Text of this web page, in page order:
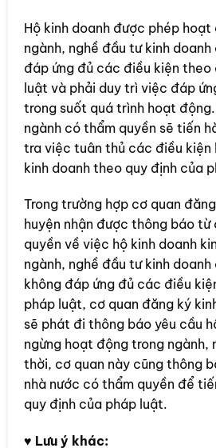
Hộ kinh doanh được phép
ngành, nghề đầu tư kinh
đáp ứng đủ các điều kiện theo
luật và phải duy trì việc đáp
trong suốt quá trình hoạt
ngành có thẩm quyền sẽ tiến
tra việc tuân thủ các điều kiện
kinh doanh theo quy định của
Trong trường hợp cơ quan
huyện nhận được thông báo
quyền về việc hộ kinh doanh
ngành, nghề đầu tư kinh
không đáp ứng đủ các điều
pháp luật, cơ quan đăng ký
sẽ phát đi thông báo yêu cầu
ngừng hoạt động trong ngành,
thời, cơ quan này cũng thông
nhà nước có thẩm quyền để
quy định của pháp luật.
♥ Lưu ý khác: